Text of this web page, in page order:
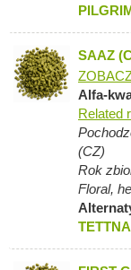
SAAZ
Alfa-
Related
(CZ)
Rok
Floral,